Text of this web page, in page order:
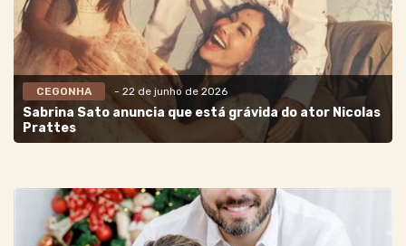
CEGONHA - 22 de junho de 2026
Sabrina Sato anuncia que está grávida do ator Nicolas
Prattes